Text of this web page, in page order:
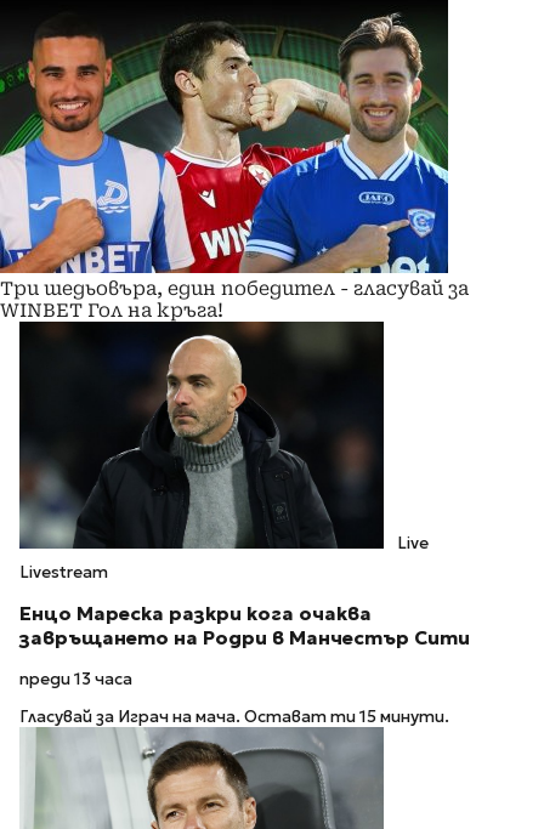
Три шедьовъра, един победител - гласувай за
WINBET Гол на кръга!
Live
Livestream
Енцо Мареска разкри кога очаква
завръщането на Родри в Манчестър Сити
преди 13 часа
Гласувай за Играч на мача. Остават ти 15 минути.